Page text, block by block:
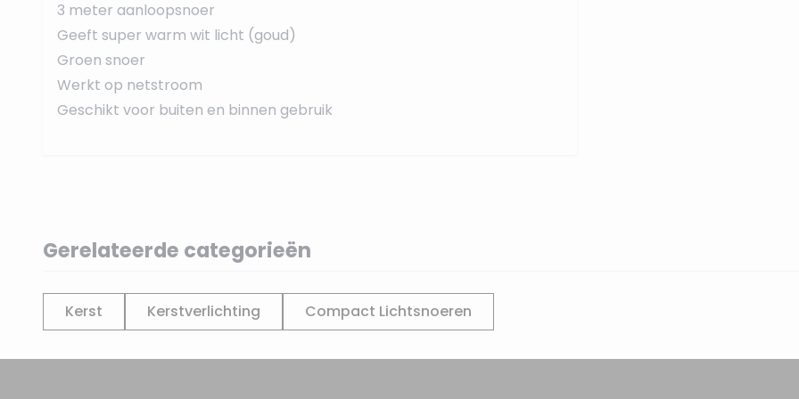
3 meter aanloopsnoer
Geeft super warm wit licht (goud)
Groen snoer
Werkt op netstroom
Geschikt voor buiten en binnen gebruik
Gerelateerde categorieën
Kerst Kerstverlichting Compact Lichtsnoeren